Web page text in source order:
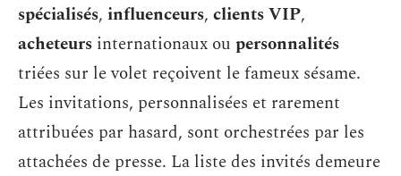
spécialisés, influenceurs, clients VIP,
acheteurs internationaux ou personnalités
triées sur le volet reçoivent le fameux sésame.
Les invitations, personnalisées et rarement
attribuées par hasard, sont orchestrées par les
attachées de presse. La liste des invités demeure